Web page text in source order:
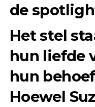
de
Het stel
hun liefde
hun
Hoewel